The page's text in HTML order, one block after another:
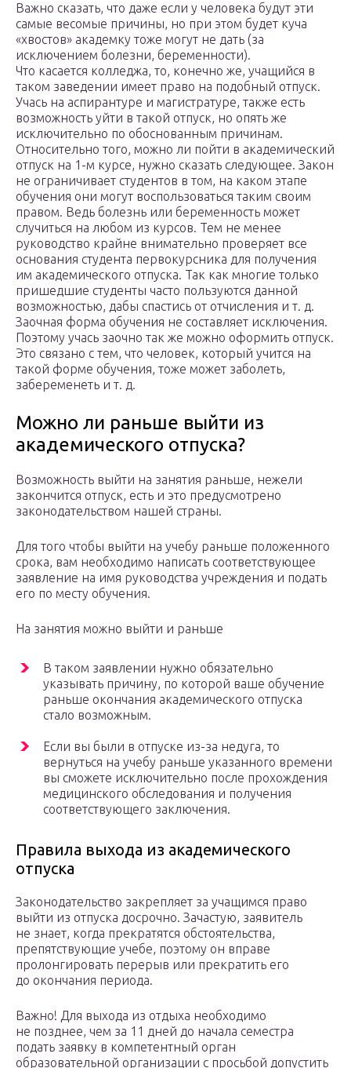
Важно сказать, что даже если у человека будут эти
самые весомые причины, но при этом будет куча
«хвостов» академку тоже могут не дать (за
исключением болезни, беременности).
Что касается колледжа, то, конечно же, учащийся в
таком заведении имеет право на подобный отпуск.
Учась на аспирантуре и магистратуре, также есть
возможность уйти в такой отпуск, но опять же
исключительно по обоснованным причинам.
Относительно того, можно ли пойти в академический
отпуск на 1-м курсе, нужно сказать следующее. Закон
не ограничивает студентов в том, на каком этапе
обучения они могут воспользоваться таким своим
правом. Ведь болезнь или беременность может
случиться на любом из курсов. Тем не менее
руководство крайне внимательно проверяет все
основания студента первокурсника для получения
им академического отпуска. Так как многие только
пришедшие студенты часто пользуются данной
возможностью, дабы спастись от отчисления и т. д.
Заочная форма обучения не составляет исключения.
Поэтому учась заочно так же можно оформить отпуск.
Это связано с тем, что человек, который учится на
такой форме обучения, тоже может заболеть,
забеременеть и т. д.
Можно ли раньше выйти из
академического отпуска?
Возможность выйти на занятия раньше, нежели
закончится отпуск, есть и это предусмотрено
законодательством нашей страны.
Для того чтобы выйти на учебу раньше положенного
срока, вам необходимо написать соответствующее
заявление на имя руководства учреждения и подать
его по месту обучения.
На занятия можно выйти и раньше
В таком заявлении нужно обязательно
указывать причину, по которой ваше обучение
раньше окончания академического отпуска
стало возможным.
Если вы были в отпуске из-за недуга, то
вернуться на учебу раньше указанного времени
вы сможете исключительно после прохождения
медицинского обследования и получения
соответствующего заключения.
Правила выхода из академического
отпуска
Законодательство закрепляет за учащимся право
выйти из отпуска досрочно. Зачастую, заявитель
не знает, когда прекратятся обстоятельства,
препятствующие учебе, поэтому он вправе
пролонгировать перерыв или прекратить его
до окончания периода.
Важно! Для выхода из отдыха необходимо
не позднее, чем за 11 дней до начала семестра
подать заявку в компетентный орган
образовательной организации с просьбой допустить